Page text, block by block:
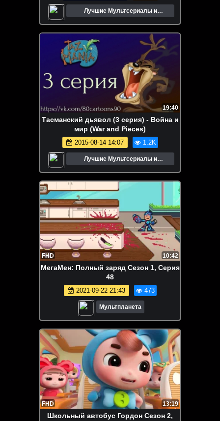
Лучшие Мультсериалы и
19:40
Тасманский дьявол (3 серия) - Война и
мир (War and Pieces)
2015-08-14 14:07 1.2K
Лучшие Мультсериалы и
FHD 10:42
МегаМен: Полный заряд Сезон 1, Серия
48
2021-09-22 21:43 473
Мультпланета
FHD 13:19
Школьный автобус Гордон Сезон 2,